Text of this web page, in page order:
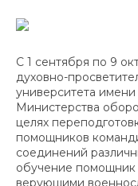
С 1 сентября по 9
духовно-
университета
Министерства
целях
помощников
соединений
обучение
верующими